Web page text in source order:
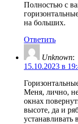
Полностью с
на больших.
Ответить
Unknown:
15.10.2023 в
Меня, лично,
окнах
высоте, да и
устанавливать